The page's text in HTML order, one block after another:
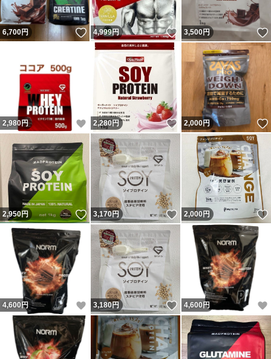
6,700円 いいね！
4,999円 いいね！
3,500円
2,980円 いいね！
2,280円 いいね！
2,000円
2,950円 いいね！
3,170円 いいね！
2,000円
4,600 円 いいね！
3,180円 いいね！
4,600 円